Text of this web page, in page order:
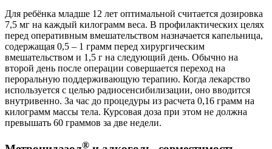
Для ребёнка младше 12 лет оптимальной считается дозировка
7,5 мг на каждый килограмм веса. В профилактических целях
перед оперативным вмешательством назначается капельница,
содержащая 0,5 – 1 грамм перед хирургическим
вмешательством и 1,5 г на следующий день. Обычно на
второй день после операции совершается переход на
пероральную поддерживающую терапию. Когда лекарство
используется с целью радиосенсибилизации, оно вводится
внутривенно. За час до процедуры из расчета 0,16 грамм на
килограмм массы тела. Курсовая доза при этом не должна
превышать 60 граммов за две недели.
®